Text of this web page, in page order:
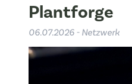
Plantforge
06.07.2026 - Netzwerk